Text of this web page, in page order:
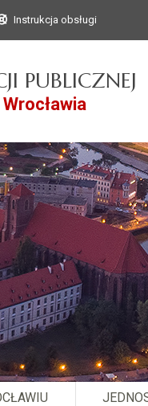
Instrukcja obsługi
PUBLICZNEJ